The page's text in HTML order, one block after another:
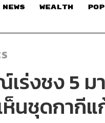
NEWS WEALTH POP
ร่งชง 5 ม
ห็นชุดกากี